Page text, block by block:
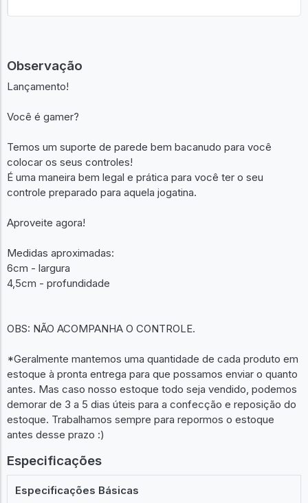
Observação
Lançamento!
Você é gamer?
Temos um suporte de parede bem bacanudo para você
colocar os seus controles!
É uma maneira bem legal e prática para você ter o seu
controle preparado para aquela jogatina.
Aproveite agora!
Medidas aproximadas:
6cm - largura
4,5cm - profundidade
OBS: NÃO ACOMPANHA O CONTROLE.
*Geralmente mantemos uma quantidade de cada produto em
estoque à pronta entrega para que possamos enviar o quanto
antes. Mas caso nosso estoque todo seja vendido, podemos
demorar de 3 a 5 dias úteis para a confecção e reposição do
estoque. Trabalhamos sempre para repormos o estoque
antes desse prazo :)
Especificações
Especificações Básicas